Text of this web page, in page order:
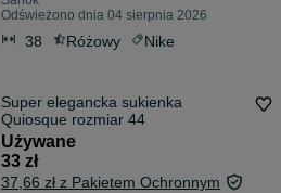
Odświeżono dnia 04 sierpnia 2026
38 Różowy Nike
Super elegancka sukienka
Quiosque rozmiar 44
Używane
33 zł
37,66 zł z Pakietem Ochronnym